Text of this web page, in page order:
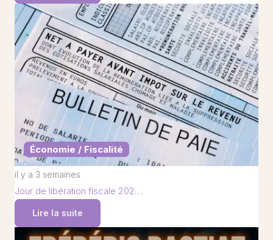
Économie / Fiscalité
il y a 3 semaines
Jour de libération fiscale 202…
Lire la suite